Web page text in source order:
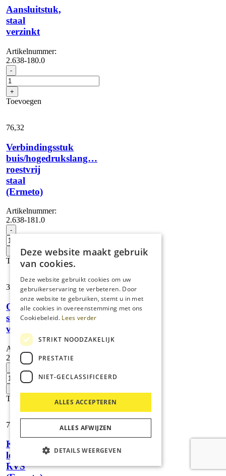
Aansluitstuk,
staal
verzinkt
Artikelnummer:
2.638-180.0
- Aansluitstuk,
staal
verzinkt
aantal
+
Toevoegen
76,32
Verbindingsstuk
buis/hogedrukslang…
roestvrij
staal
(Ermeto)
Artikelnummer:
2.638-181.0
- Verbindingsstuk
staal
(Ermeto)
Toevoegen
35, 74
Overgangsstuk,
staal
verzinkt
Artikelnummer:
2.638-182.0
Overgangsstuk,
staal
verzinkt
aantal
Toevoegen
72,
Koppelstuk
leiding/afdichtkra…
RVS
Deze website maakt gebruik
van cookies.
Deze website gebruikt cookies om uw
gebruikerservaring te verbeteren. Door
onze website te gebruiken, stemt u in met
alle cookies in overeenstemming met ons
Cookiebeleid. Lees verder
STRIKT NOODZAKELIJK
PRESTATIE
NIET-GECLASSIFICEERD
ALLES ACCEPTEREN
ALLES AFWIJZEN
DETAILS WEERGEVEN